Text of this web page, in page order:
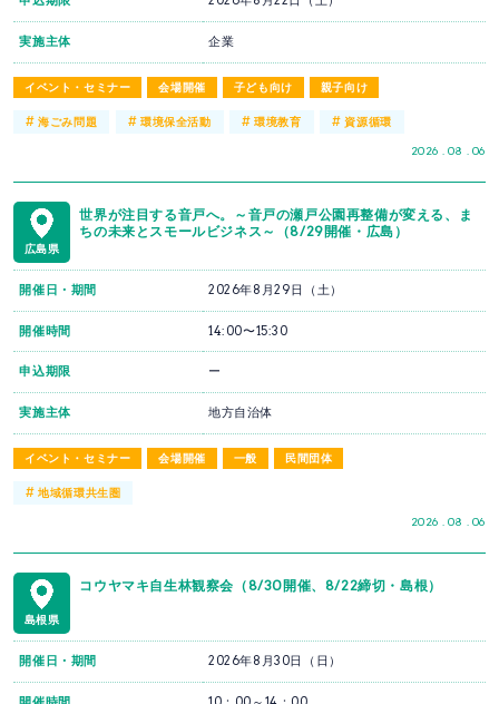
イベント・セミナー 会場開催 子ども向け 親子向け
2026 . 08 . 06
実施主体 企業
#海ごみ問題 # 環境保全活動 #環境教育 #資源循環
広島県
世界が注目する音戸へ。～音戸の瀬戸公園再整備が変える、ま
ちの未来とスモールビジネス～（8/29開催・広島）
イベント・セミナー 会場開催 一般 民間団体
2026 . 08 . 06
開催日・期間 2026年8月29日（土）
開催時間 14:00〜15:30
申込期限 ー
実施主体 地方自治体
#地域循環共生圏
島根県
コウヤマキ自生林観察会（8/30開催、8/22締切・島根）
開催日・期間 2026年8月30日（日）